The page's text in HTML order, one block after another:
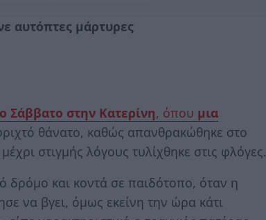
αυτόπτες μάρτυρες
Σάββατο στην Κατερίνη, όπου μια
θάνατο, καθώς απανθρακώθηκε στο
στιγμής λόγους τυλίχθηκε στις φλόγες.
δρόμο και κοντά σε παιδότοπο, όταν η
να βγει, όμως εκείνη την ώρα κάτι